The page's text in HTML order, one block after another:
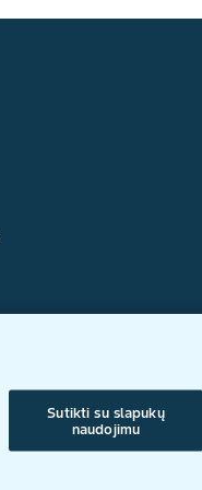
Sutikti su slapukų
naudojimu